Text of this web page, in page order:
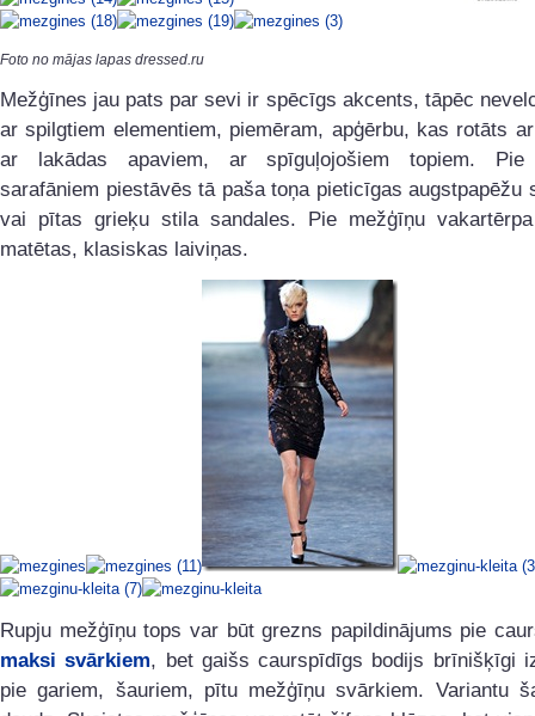
Foto no mājas lapas dressed.ru
Mežģīnes jau pats par sevi ir spēcīgs akcents, tāpēc
ar spilgtiem elementiem, piemēram, apģērbu, kas rotāts
ar lakādas apaviem, ar spīguļojošiem topiem. Pie
sarafāniem piestāvēs tā paša toņa pieticīgas augstpapēžu
vai pītas grieķu stila sandales. Pie mežģīņu
matētas, klasiskas laiviņas.
Rupju mežģīņu tops var būt grezns papildinājums pie
maksi svārkiem, bet gaišs caurspīdīgs bodijs brīnišķīgi
pie gariem, šauriem, pītu mežģīņu svārkiem. Variantu